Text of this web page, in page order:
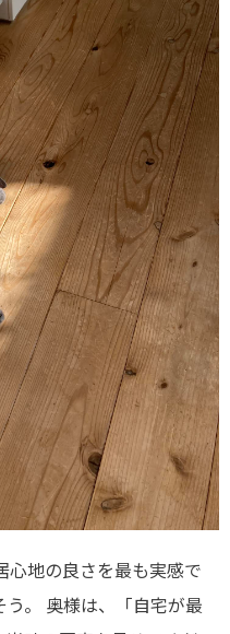
心地の良さを最も実感で
。
奥様は、「自宅が最